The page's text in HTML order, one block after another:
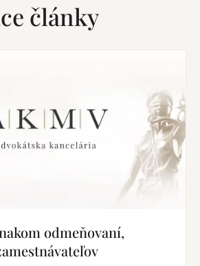
články
odmeňovaní,